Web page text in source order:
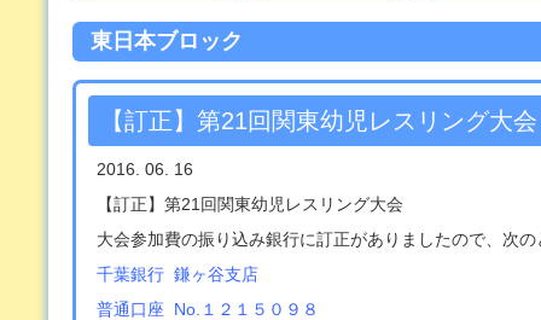
東日本ブロック
【訂正】第21回関東幼児レスリング大会
2016. 06. 16
【訂正】第21回関東幼児レスリング大会
大会参加費の振り込み銀行に訂正がありましたので、次
千葉銀行 鎌ヶ谷支店
普通口座 No.１２１５０９８